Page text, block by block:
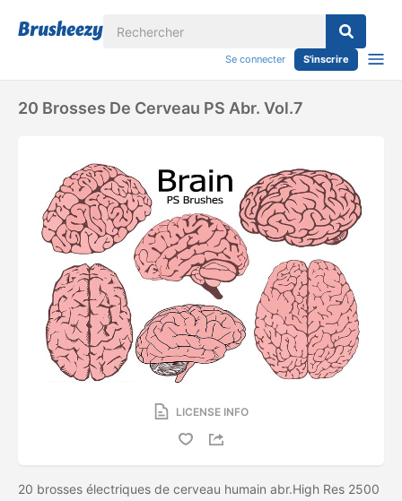
Se connecter S'inscrire
20 Brosses De Cerveau PS Abr. Vol.7
LICENSE INFO
20 brosses électriques de cerveau humain abr.High Res 2500